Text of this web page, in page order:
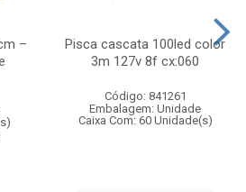
–
Pisca cascata 100led color
3m 127v 8f cx:060
Código: 841261
Embalagem: Unidade
Caixa Com: 60 Unidade(s)